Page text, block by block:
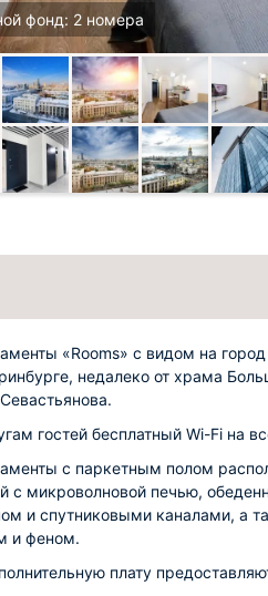
фонд: 2 номера
«Rooms» с видом на
недалеко от храма
гостей бесплатный Wi-Fi на
с паркетным полом
с микроволновой печью,
и спутниковыми каналами, а
и феном.
плату